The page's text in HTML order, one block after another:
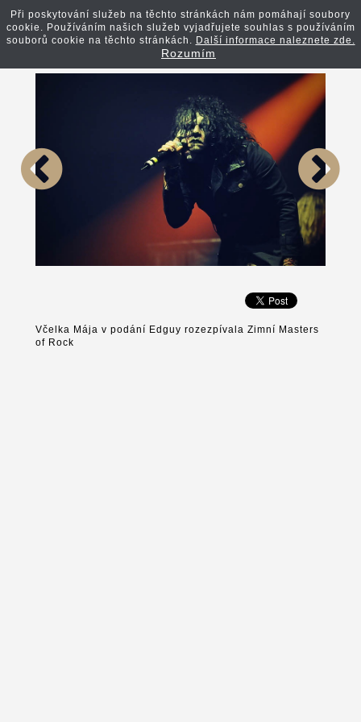
Zpět na článek
Včelka Mája v podání Edguy rozezpívala Zimní Masters
of Rock
Při poskytování služeb na těchto stránkách nám pomáhají soubory
cookie. Používáním našich služeb vyjadřujete souhlas s používáním
souborů cookie na těchto stránkách. Další informace naleznete zde.
Rozumím